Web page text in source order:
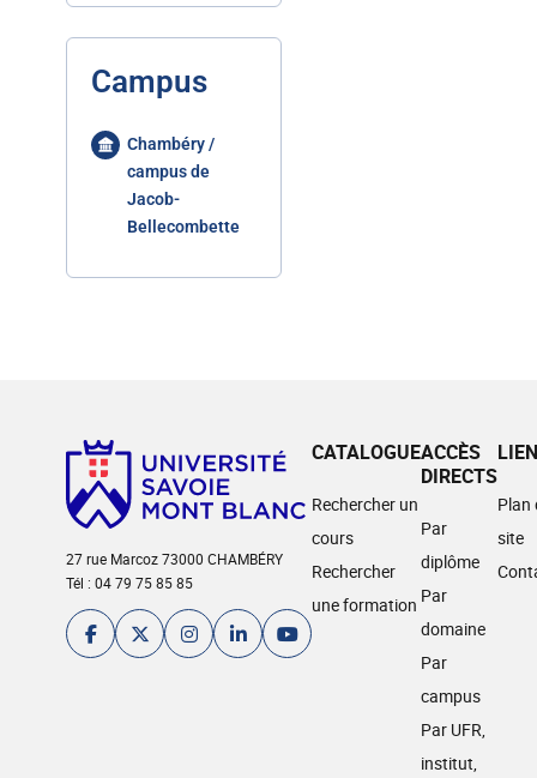
Campus
Chambéry /
campus de
Jacob-
Bellecombette
27 rue Marcoz 73000 CHAMBÉRY
Tél : 04 79 75 85 85
CATALOGUE
Rechercher un
cours
Rechercher
une formation
ACCÈS
DIRECTS
Par
diplôme
Par
domaine
Par
campus
Par UFR,
institut,
Plan
site